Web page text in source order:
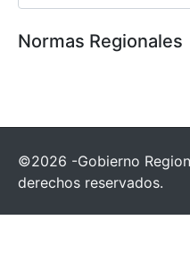
Normas Regionales
©2026 -Gobierno
derechos reservados.